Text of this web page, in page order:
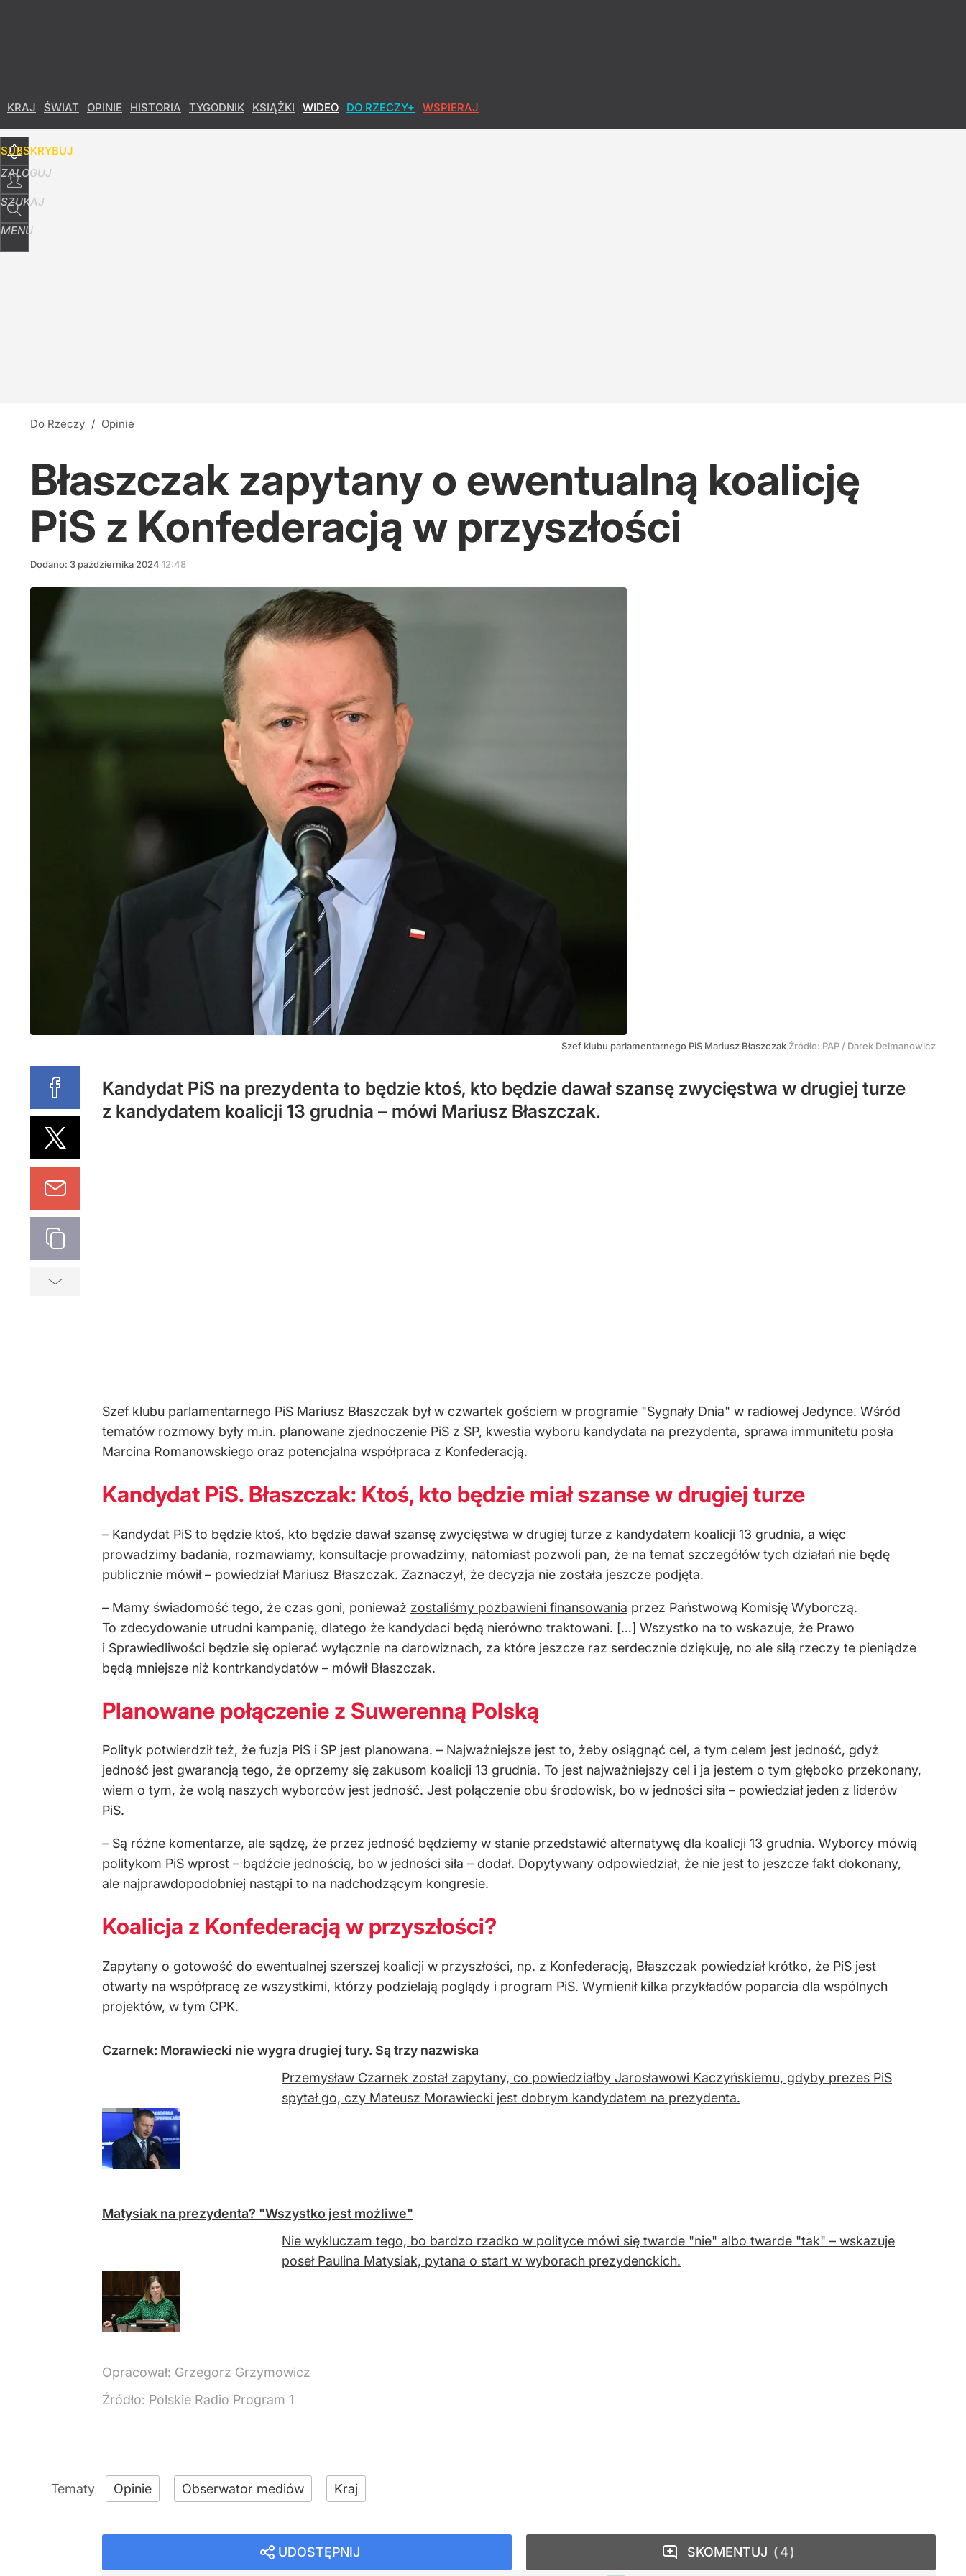
KRAJ ŚWIAT OPINIE HISTORIA TYGODNIK KSIĄŻKI WIDEO DO RZECZY+ WSPIERAJ
SUBSKRYBUJ
ZALOGUJ
SZUKAJ
MENU
Do Rzeczy / Opinie
Błaszczak zapytany o ewentualną koalicję
PiS z Konfederacją w przyszłości
Dodano: 3 października 2024 12:48
Szef klubu parlamentarnego PiS Mariusz Błaszczak Źródło: PAP / Darek Delmanowicz
Kandydat PiS na prezydenta to będzie ktoś, kto będzie dawał szansę zwycięstwa w drugiej turze
z kandydatem koalicji 13 grudnia – mówi Mariusz Błaszczak.
Szef klubu parlamentarnego PiS Mariusz Błaszczak był w czwartek gościem w programie "Sygnały Dnia" w radiowej Jedynce. Wśród
tematów rozmowy były m.in. planowane zjednoczenie PiS z SP, kwestia wyboru kandydata na prezydenta, sprawa immunitetu posła
Marcina Romanowskiego oraz potencjalna współpraca z Konfederacją.
Kandydat PiS. Błaszczak: Ktoś, kto będzie miał szanse w drugiej turze
– Kandydat PiS to będzie ktoś, kto będzie dawał szansę zwycięstwa w drugiej turze z kandydatem koalicji 13 grudnia, a więc
prowadzimy badania, rozmawiamy, konsultacje prowadzimy, natomiast pozwoli pan, że na temat szczegółów tych działań nie będę
publicznie mówił – powiedział Mariusz Błaszczak. Zaznaczył, że decyzja nie została jeszcze podjęta.
– Mamy świadomość tego, że czas goni, ponieważ zostaliśmy pozbawieni finansowania przez Państwową Komisję Wyborczą.
To zdecydowanie utrudni kampanię, dlatego że kandydaci będą nierówno traktowani. […] Wszystko na to wskazuje, że Prawo
i Sprawiedliwości będzie się opierać wyłącznie na darowiznach, za które jeszcze raz serdecznie dziękuję, no ale siłą rzeczy te pieniądze
będą mniejsze niż kontrkandydatów – mówił Błaszczak.
Planowane połączenie z Suwerenną Polską
Polityk potwierdził też, że fuzja PiS i SP jest planowana. – Najważniejsze jest to, żeby osiągnąć cel, a tym celem jest jedność, gdyż
jedność jest gwarancją tego, że oprzemy się zakusom koalicji 13 grudnia. To jest najważniejszy cel i ja jestem o tym głęboko przekonany,
wiem o tym, że wolą naszych wyborców jest jedność. Jest połączenie obu środowisk, bo w jedności siła – powiedział jeden z liderów
PiS.
– Są różne komentarze, ale sądzę, że przez jedność będziemy w stanie przedstawić alternatywę dla koalicji 13 grudnia. Wyborcy mówią
politykom PiS wprost – bądźcie jednością, bo w jedności siła – dodał. Dopytywany odpowiedział, że nie jest to jeszcze fakt dokonany,
ale najprawdopodobniej nastąpi to na nadchodzącym kongresie.
Koalicja z Konfederacją w przyszłości?
Zapytany o gotowość do ewentualnej szerszej koalicji w przyszłości, np. z Konfederacją, Błaszczak powiedział krótko, że PiS jest
otwarty na współpracę ze wszystkimi, którzy podzielają poglądy i program PiS. Wymienił kilka przykładów poparcia dla wspólnych
projektów, w tym CPK.
Czarnek: Morawiecki nie wygra drugiej tury. Są trzy nazwiska
Przemysław Czarnek został zapytany, co powiedziałby Jarosławowi Kaczyńskiemu, gdyby prezes PiS
spytał go, czy Mateusz Morawiecki jest dobrym kandydatem na prezydenta.
Matysiak na prezydenta? "Wszystko jest możliwe"
Nie wykluczam tego, bo bardzo rzadko w polityce mówi się twarde "nie" albo twarde "tak" – wskazuje
poseł Paulina Matysiak, pytana o start w wyborach prezydenckich.
Opracował: Grzegorz Grzymowicz
Źródło: Polskie Radio Program 1
Opinie Obserwator mediów Kraj
UDOSTĘPNIJ SKOMENTUJ 4